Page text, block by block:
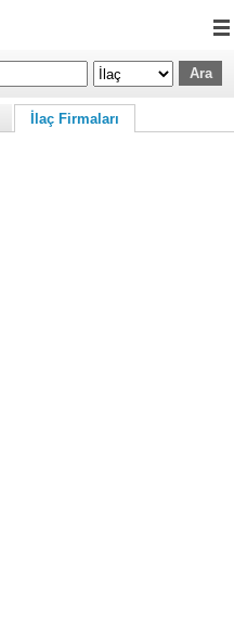
İlaç Firmaları